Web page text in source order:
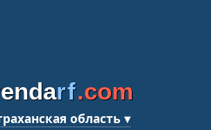
rf.com
область ▾